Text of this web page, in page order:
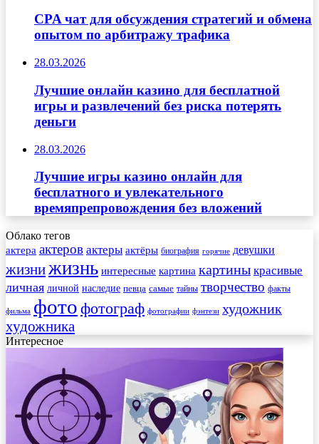
CPA чат для обсуждения стратегий и обмена
опытом по арбитражу трафика
28.03.2026
Лучшие онлайн казино для бесплатной
игры и развлечений без риска потерять
деньги
28.03.2026
Лучшие игры казино онлайн для
бесплатного и увлекательного
времяпрепровождения без вложений
Облако тегов
актера актеров актеры актёры биография горячие девушки
жизнижизнь интересные картина картины красивые
личная личной наследие певца самые тайны творчество факты
фильма фото фотограф фотографии фэнтези художник
художника
Интересное